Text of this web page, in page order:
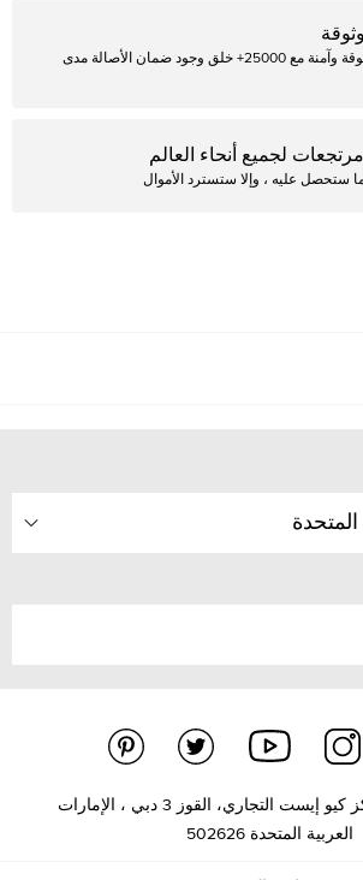
صفيحة موثوقة وآمنة مع 25000+ خلق وجود ضمان الأصالة مدى
لجميع أنحاء العالم
ستحصل عليه ، وإلا ستسترد الأموال
المتحدة
الوحدة R-10، مركز كيو إيست التجاري، القوز 3 دبي ، الإمارات
العربية المتحدة 502626